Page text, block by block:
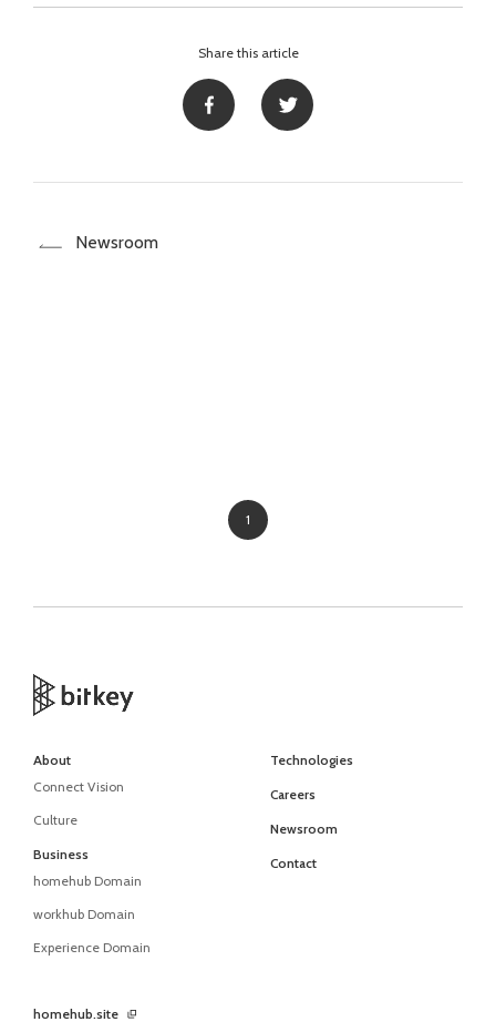
Share this article
Newsroom
1
About
Connect Vision
Culture
Business
homehub Domain
workhub Domain
Experience Domain
Technologies
Careers
Newsroom
Contact
homehub.site